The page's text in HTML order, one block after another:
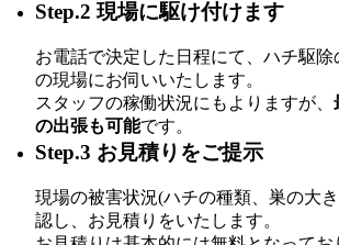
Step.2 現場に駆け付けます
お電話で決定した日程にて、ハチ駆
の現場にお伺いいたします。
スタッフの稼働状況にもよりますが、
の出張も可能です。
Step.3 お見積りをご提示
現場の被害状況(ハチの種類、巣の大
認し、お見積りをいたします。